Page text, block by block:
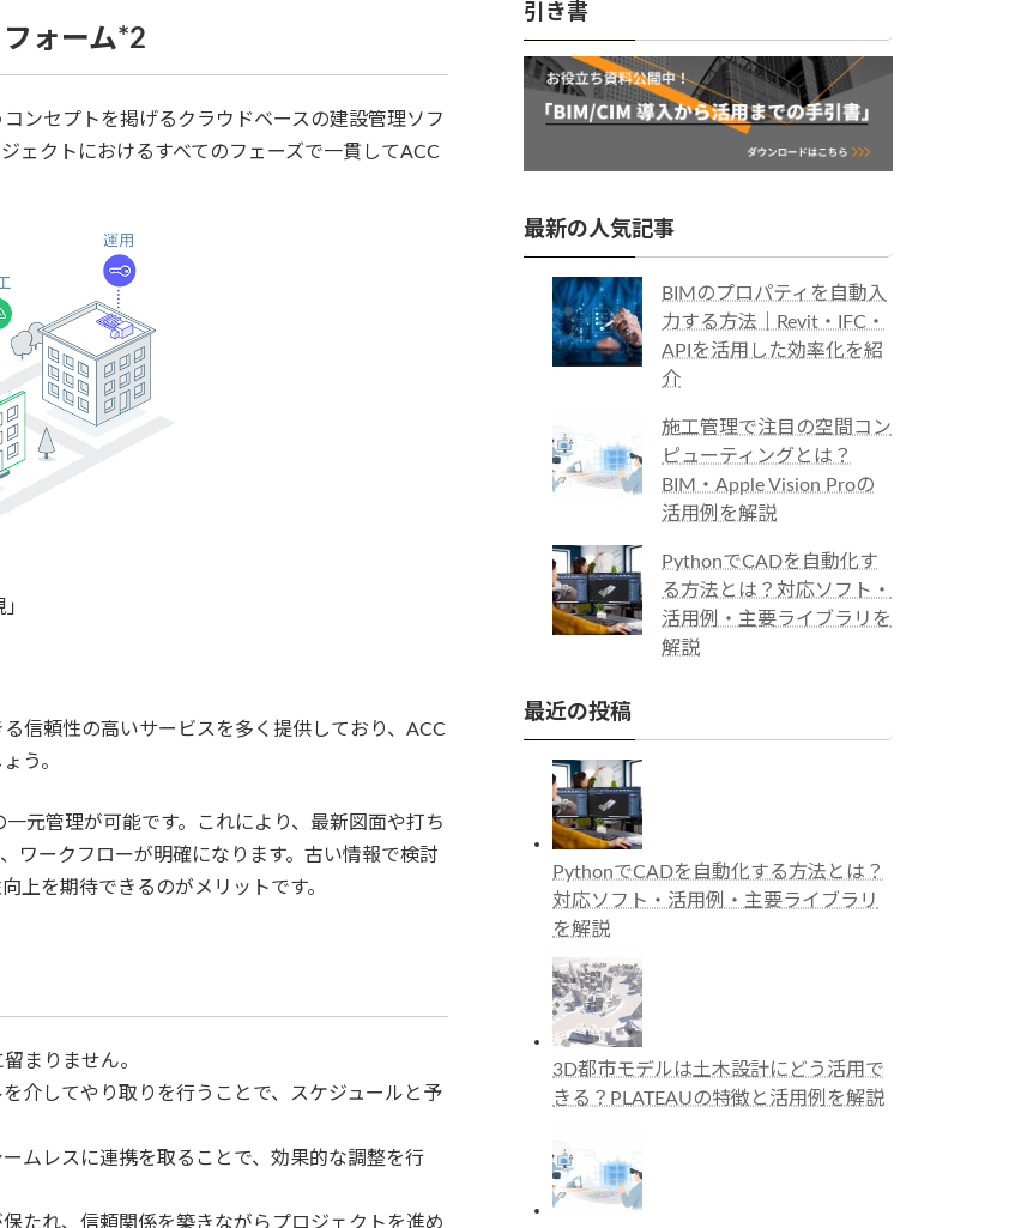
ォーム*2
ンセプトを掲げるクラウドベースの建設管理ソフ
ェクトにおけるすべてのフェーズで一貫してACC
信頼性の高いサービスを多く提供しており、ACC
う。
元管理が可能です。これにより、最新図面や打ち
ワークフローが明確になります。古い情報で検討
上を期待できるのがメリットです。
まりません。
介してやり取りを行うことで、スケジュールと予
ムレスに連携を取ることで、効果的な調整を行
たれ、信頼関係を築きながらプロジェクトを進め
引き書
最新の人気記事
BIMのプロパティを自動入
力する方法｜Revit・IFC・
APIを活用した効率化を紹
介
施工管理で注目の空間コン
ピューティングとは？
BIM・Apple Vision Proの
活用例を解説
PythonでCADを自動化す
る方法とは？対応ソフト・
活用例・主要ライブラリを
解説
最近の投稿
PythonでCADを自動化する方法とは？
対応ソフト・活用例・主要ライブラリ
を解説
3D都市モデルは土木設計にどう活用で
きる？PLATEAUの特徴と活用例を解説